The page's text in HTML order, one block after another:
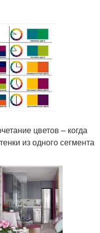
цветов – когда
из одного сегмента